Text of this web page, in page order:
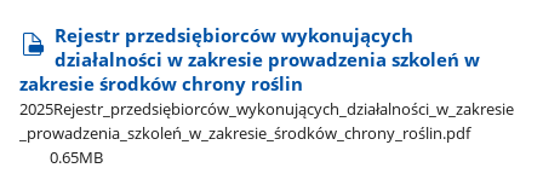
Rejestr przedsiębiorców wykonujących
działalności w zakresie prowadzenia szkoleń w
zakresie środków chrony roślin
2025Rejestr​_przedsiębiorców​_wykonujących​_działalności​_w​_zakresie​
_prowadzenia​_szkoleń​_w​_zakresie​_środków​_chrony​_roślin.pdf
0.65MB